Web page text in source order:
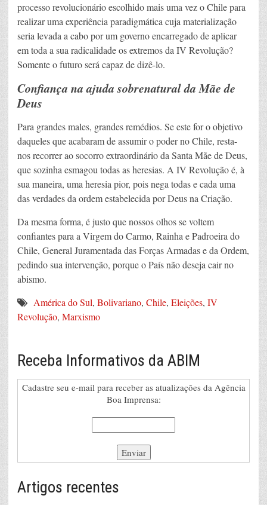
processo revolucionário escolhido mais uma vez o Chile para
realizar uma experiência paradigmática cuja materialização
seria levada a cabo por um governo encarregado de aplicar
em toda a sua radicalidade os extremos da IV Revolução?
Somente o futuro será capaz de dizê-lo.
Confiança na ajuda sobrenatural da Mãe de
Deus
Para grandes males, grandes remédios. Se este for o objetivo
daqueles que acabaram de assumir o poder no Chile, resta-
nos recorrer ao socorro extraordinário da Santa Mãe de Deus,
que sozinha esmagou todas as heresias. A IV Revolução é, à
sua maneira, uma heresia pior, pois nega todas e cada uma
das verdades da ordem estabelecida por Deus na Criação.
Da mesma forma, é justo que nossos olhos se voltem
confiantes para a Virgem do Carmo, Rainha e Padroeira do
Chile, General Juramentada das Forças Armadas e da Ordem,
pedindo sua intervenção, porque o País não deseja cair no
abismo.
América do Sul, Bolivariano, Chile, Eleições, IV
Revolução, Marxismo
Receba Informativos da ABIM
Cadastre seu e-mail para receber as atualizações da Agência
Boa Imprensa:
Artigos recentes